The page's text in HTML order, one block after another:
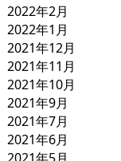
2022年2月
2022年1月
2021年12月
2021年11月
2021年10月
2021年9月
2021年7月
2021年6月